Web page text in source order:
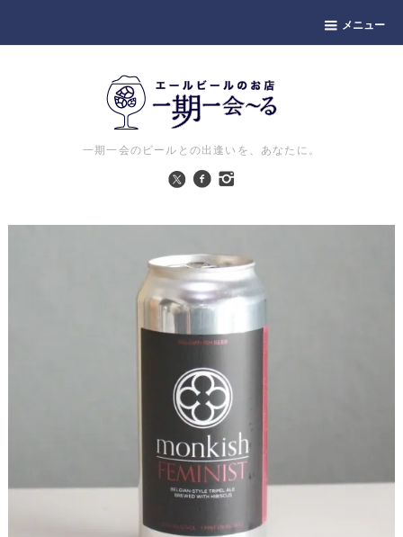
メニュー
一期一会のビールとの出逢いを、あなたに。